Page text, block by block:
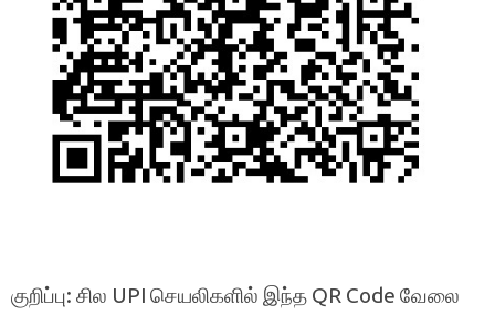
குறிப்பு: சில UPI செயலிகளில் இந்த QR Code வேலை